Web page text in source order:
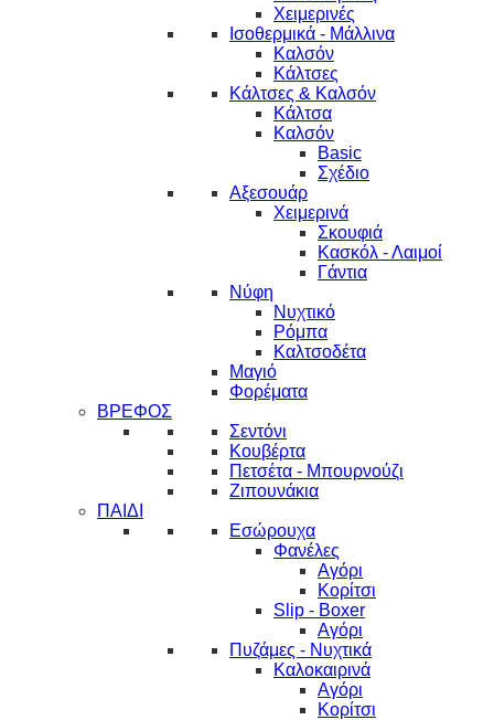
Χειμερινές
Ισοθερμικά - Μάλλινα
Καλσόν
Κάλτσες
Κάλτσες & Καλσόν
Κάλτσα
Καλσόν
Basic
Σχέδιο
Αξεσουάρ
Χειμερινά
Σκουφιά
Κασκόλ - Λαιμοί
Γάντια
Νύφη
Νυχτικό
Ρόμπα
Καλτσοδέτα
Μαγιό
Φορέματα
ΒΡΕΦΟΣ
Σεντόνι
Κουβέρτα
Πετσέτα - Μπουρνούζι
Ζιπουνάκια
ΠΑΙΔΙ
Εσώρουχα
Φανέλες
Αγόρι
Κορίτσι
Slip - Boxer
Αγόρι
Πυζάμες - Νυχτικά
Καλοκαιρινά
Αγόρι
Κορίτσι